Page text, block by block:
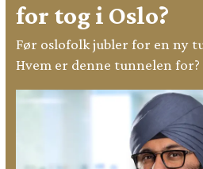
for tog i Oslo?
Før oslofolk jubler for en ny
Hvem er denne tunnelen for?